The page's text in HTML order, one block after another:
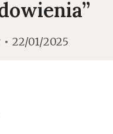
22/01/2025